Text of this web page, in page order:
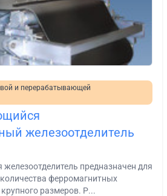
и перерабатывающей
железоотделитель
предназначен для
ферромагнитных
размеров. Р...